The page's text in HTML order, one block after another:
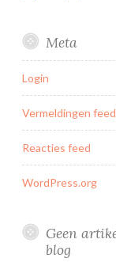
Meta
Login
Vermeldingen feed
Reacties feed
WordPress.org
Geen
blog